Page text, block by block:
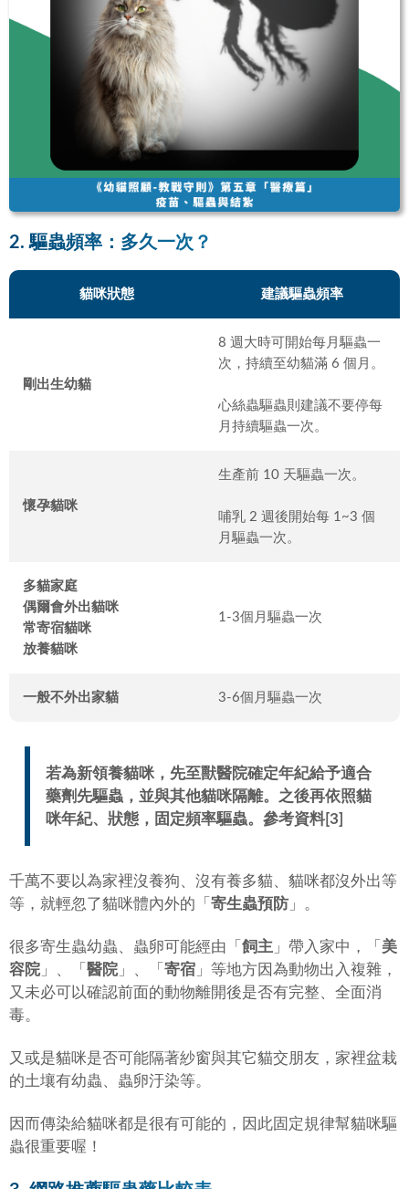
2. 驅蟲頻率：多久一次？
貓咪狀態 建議驅蟲頻率
剛出生幼貓
8 週大時可開始每月驅蟲一
次，持續至幼貓滿 6 個月。
心絲蟲驅蟲則建議不要停每
月持續驅蟲一次。
懷孕貓咪
生產前 10 天驅蟲一次。
哺乳 2 週後開始每 1~3 個
月驅蟲一次。
多貓家庭
偶爾會外出貓咪
常寄宿貓咪
放養貓咪
1-3個月驅蟲一次
一般不外出家貓 3-6個月驅蟲一次
若為新領養貓咪，先至獸醫院確定年紀給予適合
藥劑先驅蟲，並與其他貓咪隔離。之後再依照貓
咪年紀、狀態，固定頻率驅蟲。參考資料[3]
千萬不要以為家裡沒養狗、沒有養多貓、貓咪都沒外出等
等，就輕忽了貓咪體內外的「 寄生蟲預防 」。
很多寄生蟲幼蟲、蟲卵可能經由「 飼主 」帶入家中，「 美
容院」、「 醫院」、「 寄宿 」等地方因為動物出入複雜，
又未必可以確認前面的動物離開後是否有完整、全面消
毒。
又或是貓咪是否可能隔著紗窗與其它貓交朋友，家裡盆栽
的土壤有幼蟲、蟲卵汙染等。
因而傳染給貓咪都是很有可能的，因此固定規律幫貓咪驅
蟲很重要喔！